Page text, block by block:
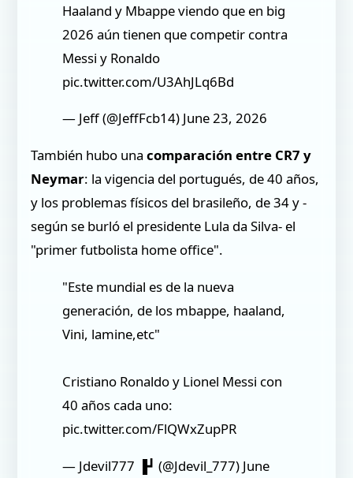
Haaland y Mbappe viendo que en big
2026 aún tienen que competir contra
Messi y Ronaldo
pic.twitter.com/U3AhJLq6Bd
— Jeff (@JeffFcb14) June 23, 2026
También hubo unacomparación entre CR7 y
Neymar: la vigencia del portugués, de 40 años,
y los problemas físicos del brasileño, de 34 y -
según se burló el presidente Lula da Silva- el
"primer futbolista home office".
"Este mundial es de la nueva
generación, de los mbappe, haaland,
Vini, lamine,etc"
Cristiano Ronaldo y Lionel Messi con
40 años cada uno:
pic.twitter.com/FlQWxZupPR
— Jdevil777 ▐┛ (@Jdevil_777) June